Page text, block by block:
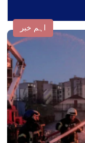
اہم خبر